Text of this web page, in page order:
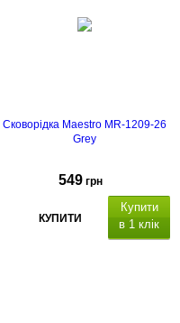
Сковорідка Maestro MR-1209-26
Grey
549 грн
КУПИТИ
Купити
в 1 клік